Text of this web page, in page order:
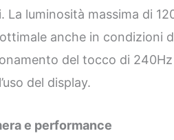
La luminosità massima di
anche in condizioni
del tocco di
del display.
e performance